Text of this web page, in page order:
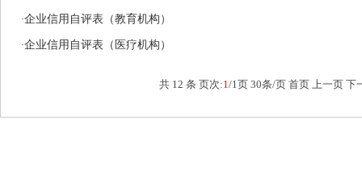
·企业信用自评表（教育机构）
·企业信用自评表（医疗机构）
共 12 条 页次:1/1页 30条/页 首页 上一页 下